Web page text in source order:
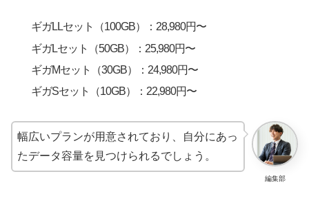
ギガLLセット（100GB）：28,980円〜
ギガLセット（50GB）：25,980円〜
ギガMセット（30GB）：24,980円〜
ギガSセット（10GB）：22,980円〜
編集部
幅広いプランが用意されており、自分にあっ
たデータ容量を見つけられるでしょう。